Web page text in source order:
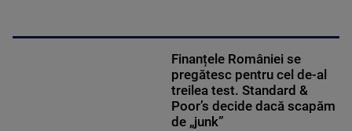
Finanțele României se
pregătesc pentru cel de-al
treilea test. Standard &
Poor’s decide dacă scapăm
de „junk”